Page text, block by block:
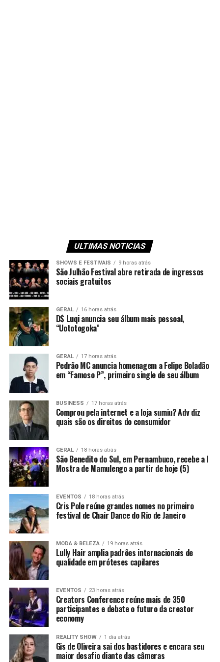
ULTIMAS NOTICIAS
SHOWS E FESTIVAIS 9 horas atrás
São Julhão Festival abre retirada de ingressos
sociais gratuitos
GERAL 16 horas atrás
D$ Luqi anuncia seu álbum mais pessoal,
“Uototogoka”
GERAL 17 horas atrás
Pedrão MC anuncia homenagem a Felipe Boladão
em “Famoso P”, primeiro single de seu álbum
BUSINESS 17 horas atrás
Comprou pela internet e a loja sumiu? Adv diz
quais são os direitos do consumidor
GERAL 18 horas atrás
São Benedito do Sul, em Pernambuco, recebe a I
Mostra de Mamulengo a partir de hoje (5)
EVENTOS 18 horas atrás
Cris Pole reúne grandes nomes no primeiro
festival de Chair Dance do Rio de Janeiro
MODA & BELEZA 19 horas atrás
Lully Hair amplia padrões internacionais de
qualidade em próteses capilares
EVENTOS 23 horas atrás
Creators Conference reúne mais de 350
participantes e debate o futuro da creator
economy
REALITY SHOW 1 dia atrás
Gis de Oliveira sai dos bastidores e encara seu
maior desafio diante das câmeras